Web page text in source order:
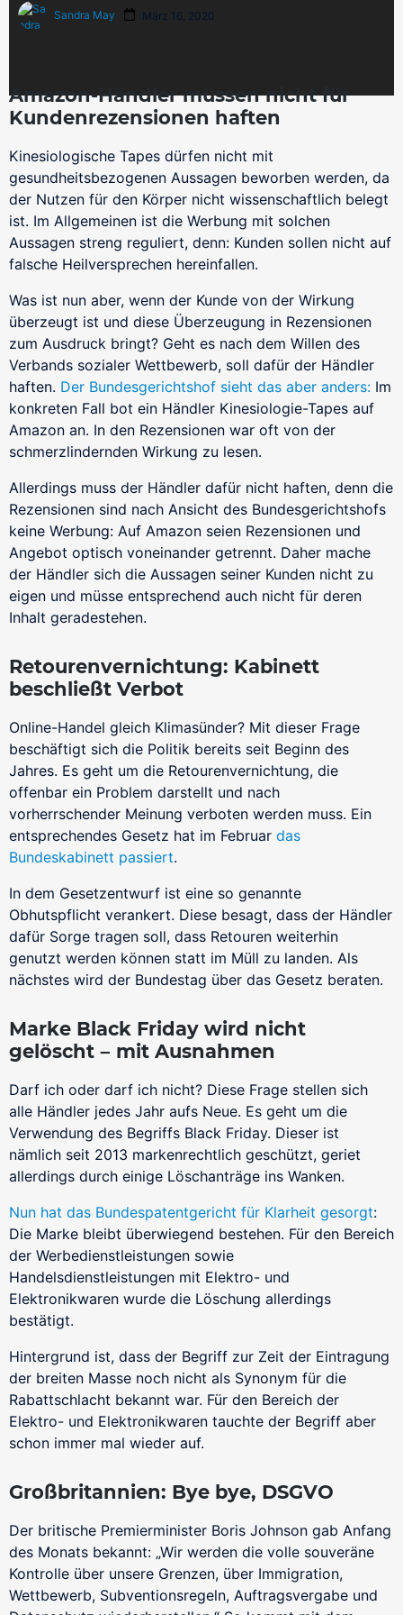
Virtuelle IBANs
Eindeutige Zuordnung von Zahlungseingängen
Gesplittete Zahlungen / Umsatzaufteilung
Für Marktplätze und Affiliates
Payment to go für diverse Systeme
Fertige Zahlungs-Plugins
Cashback
BaFin-konforme Zahlungslösungen für Cashback
Personaldienstleister
BaFin-konforme Zahlungslösungen für Zeitarbeit
Zahlungen annehmen ohne Programmierkenntnisse
Virtuelles Terminal / MOTO
Offline-Zahlungsaufträge und Kataloggeschäft
Anrufen und Bezahlen
NovalPay
Nahtloser Checkout
Nahtlose Zahlungsseiten
Custom Domain
Online-Vorsprung mit einer Custom Domain
Treuhandkonten
Echtzeit-Überwachung
Plattform für Erfolg
SaaS mit bester Verfügbarkeit und Performance
Rechenzentren
Modern, sicher, ausschließlich in Deutschland
PCI-DSS-Zertifizierung
Höchste Sicherheitsstufe
Allianz für Cyber-Sicherheit
Gemeinsam gegen Cyber-Bedrohungen
Single Sign-On (SSO)
SSO
PCI-ASV-Schwachstellen-Scan
Schützen Sie Ihr Unternehmen und die Daten Ihrer
Kunden
Marktplatz und Affiliates
Abrechnung und Auszahlung
Netto oder Brutto
Steuer-Automatisierung
Umsatz- und Verkaufssteuer-Automatisierung
Support für Endkunden
Beratung und Unterstützung in allen Bereichen
Problemlose Integration
Implementierung und Wartung
Projektmanagement
Individuelle Prozessumsetzung
Alles in Ihrer eigenen Corporate Identity
Mitgliederverwaltung
Communities und geschützte Bereich
Sandra May März 16, 2020
Amazon-Händler müssen nicht für
Kundenrezensionen haften
Kinesiologische Tapes dürfen nicht mit
gesundheitsbezogenen Aussagen beworben werden, da
der Nutzen für den Körper nicht wissenschaftlich belegt
ist. Im Allgemeinen ist die Werbung mit solchen
Aussagen streng reguliert, denn: Kunden sollen nicht auf
falsche Heilversprechen hereinfallen.
Was ist nun aber, wenn der Kunde von der Wirkung
überzeugt ist und diese Überzeugung in Rezensionen
zum Ausdruck bringt? Geht es nach dem Willen des
Verbands sozialer Wettbewerb, soll dafür der Händler
haften. Der Bundesgerichtshof sieht das aber anders: Im
konkreten Fall bot ein Händler Kinesiologie-Tapes auf
Amazon an. In den Rezensionen war oft von der
schmerzlindernden Wirkung zu lesen.
Allerdings muss der Händler dafür nicht haften, denn die
Rezensionen sind nach Ansicht des Bundesgerichtshofs
keine Werbung: Auf Amazon seien Rezensionen und
Angebot optisch voneinander getrennt. Daher mache
der Händler sich die Aussagen seiner Kunden nicht zu
eigen und müsse entsprechend auch nicht für deren
Inhalt geradestehen.
Retourenvernichtung: Kabinett
beschließt Verbot
Online-Handel gleich Klimasünder? Mit dieser Frage
beschäftigt sich die Politik bereits seit Beginn des
Jahres. Es geht um die Retourenvernichtung, die
offenbar ein Problem darstellt und nach
vorherrschender Meinung verboten werden muss. Ein
entsprechendes Gesetz hat im Februar das
Bundeskabinett passiert.
In dem Gesetzentwurf ist eine so genannte
Obhutspflicht verankert. Diese besagt, dass der Händler
dafür Sorge tragen soll, dass Retouren weiterhin
genutzt werden können statt im Müll zu landen. Als
nächstes wird der Bundestag über das Gesetz beraten.
Marke Black Friday wird nicht
gelöscht – mit Ausnahmen
Darf ich oder darf ich nicht? Diese Frage stellen sich
alle Händler jedes Jahr aufs Neue. Es geht um die
Verwendung des Begriffs Black Friday. Dieser ist
nämlich seit 2013 markenrechtlich geschützt, geriet
allerdings durch einige Löschanträge ins Wanken.
Nun hat das Bundespatentgericht für Klarheit gesorgt:
Die Marke bleibt überwiegend bestehen. Für den Bereich
der Werbedienstleistungen sowie
Handelsdienstleistungen mit Elektro- und
Elektronikwaren wurde die Löschung allerdings
bestätigt.
Hintergrund ist, dass der Begriff zur Zeit der Eintragung
der breiten Masse noch nicht als Synonym für die
Rabattschlacht bekannt war. Für den Bereich der
Elektro- und Elektronikwaren tauchte der Begriff aber
schon immer mal wieder auf.
Großbritannien: Bye bye, DSGVO
Der britische Premierminister Boris Johnson gab Anfang
des Monats bekannt: „Wir werden die volle souveräne
Kontrolle über unsere Grenzen, über Immigration,
Wettbewerb, Subventionsregeln, Auftragsvergabe und